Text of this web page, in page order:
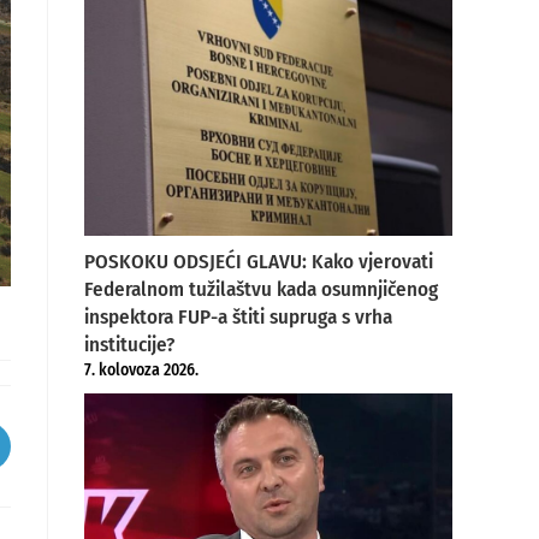
POSKOKU ODSJEĆI GLAVU: Kako vjerovati
Federalnom tužilaštvu kada osumnjičenog
inspektora FUP-a štiti supruga s vrha
institucije?
7. kolovoza 2026.